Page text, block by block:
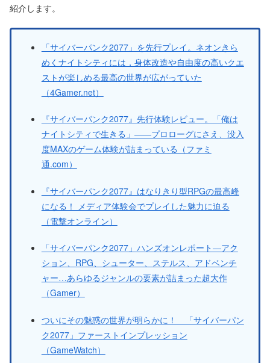
紹介します。
「サイバーパンク2077」を先行プレイ。ネオンきら
めくナイトシティには，身体改造や自由度の高いクエ
ストが楽しめる最高の世界が広がっていた
（4Gamer.net）
『サイバーパンク2077』先行体験レビュー。「俺は
ナイトシティで生きる」――プロローグにさえ、没入
度MAXのゲーム体験が詰まっている（ファミ
通.com）
『サイバーパンク2077』はなりきり型RPGの最高峰
になる！ メディア体験会でプレイした魅力に迫る
（電撃オンライン）
「サイバーパンク2077」ハンズオンレポート―アク
ション、RPG、シューター、ステルス、アドベンチ
ャー…あらゆるジャンルの要素が詰まった超大作
（Gamer）
ついにその魅惑の世界が明らかに！ 「サイバーパン
ク2077」ファーストインプレッション
（GameWatch）